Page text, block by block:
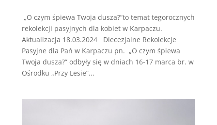
„O czym śpiewa Twoja dusza?”to temat tegorocznych
rekolekcji pasyjnych dla kobiet w Karpaczu.
Aktualizacja 18.03.2024 Diecezjalne Rekolekcje
Pasyjne dla Pań w Karpaczu pn. „O czym śpiewa
Twoja dusza?” odbyły się w dniach 16-17 marca br. w
Ośrodku „Przy Lesie”...